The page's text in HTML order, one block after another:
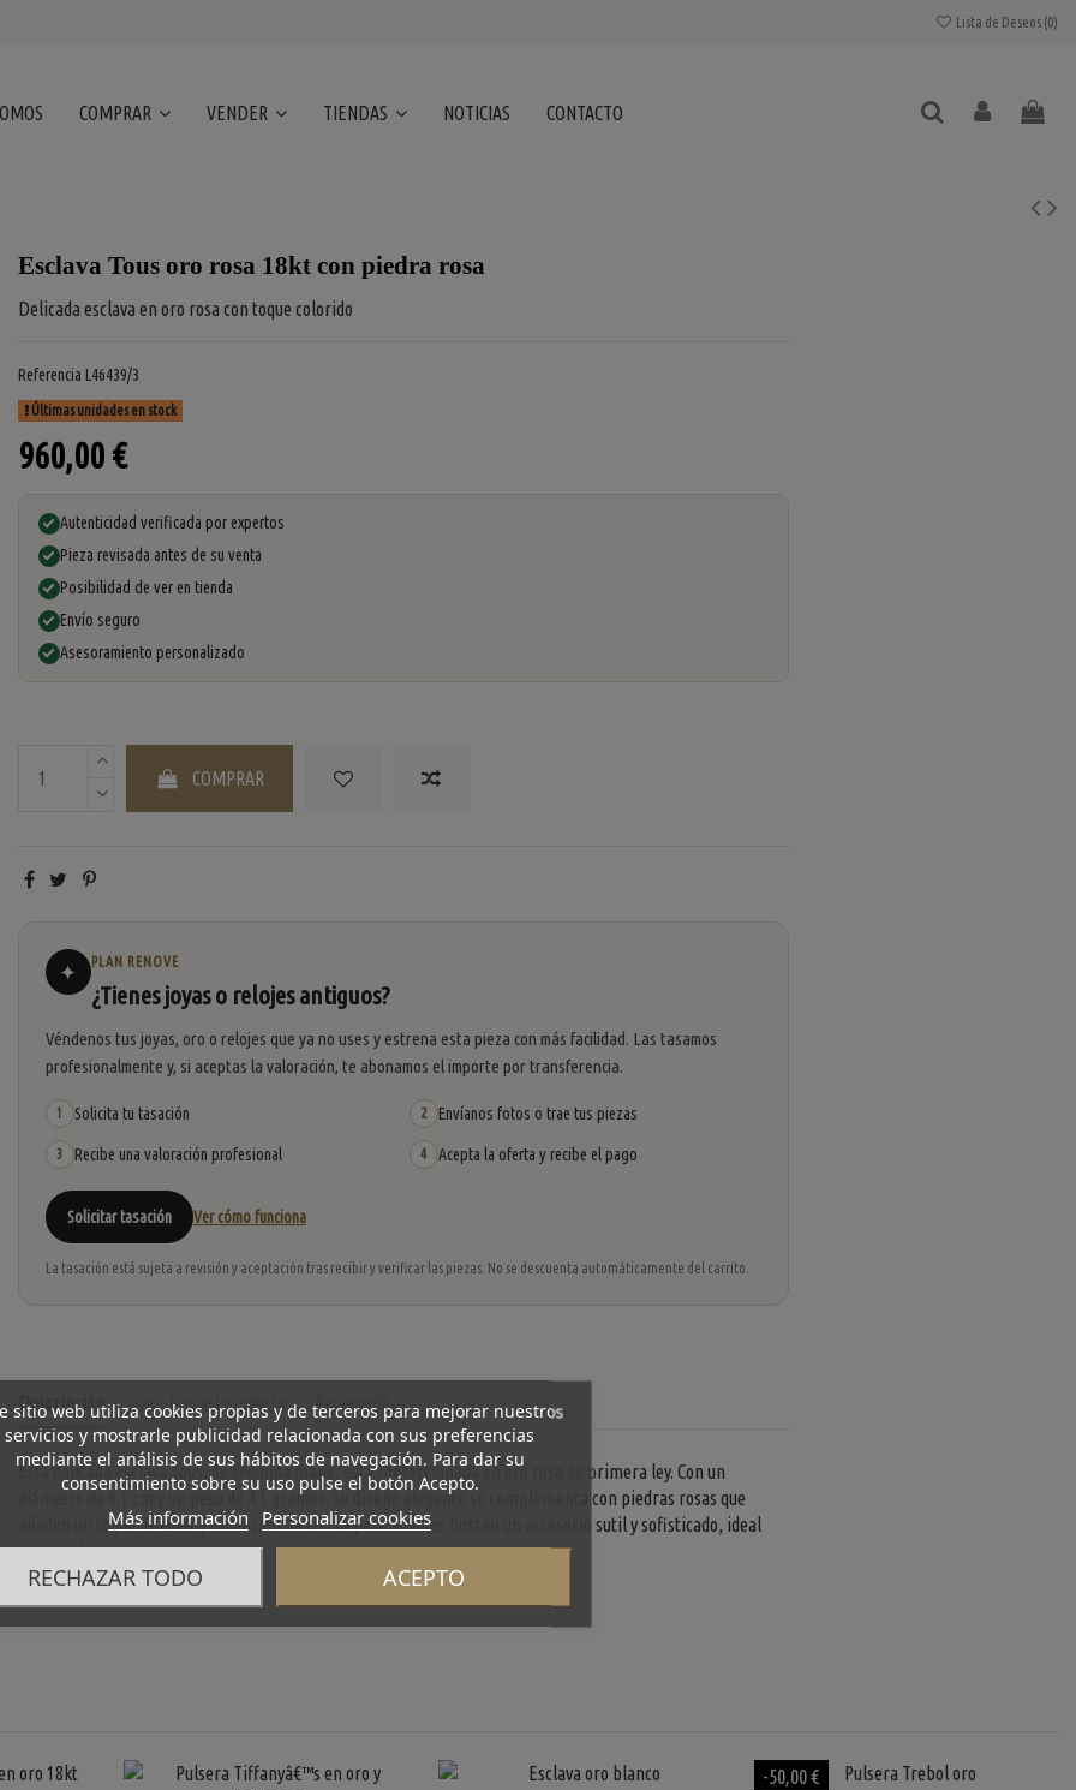
Lista de Deseos (0)
COMPRAR VENDER TIENDAS NOTICIAS CONTACTO
Esclava Tous oro rosa 18kt con piedra rosa
Delicada esclava en oro rosa con toque colorido
Referencia L46439/3
Últimas unidades en stock
960,00 €
Autenticidad verificada por expertos
Pieza revisada antes de su venta
Posibilidad de ver en tienda
Envío seguro
Asesoramiento personalizado
COMPRAR
✦ PLAN RENOVE
¿Tienes joyas o relojes antiguos?
Véndenos tus joyas, oro o relojes que ya no uses y estrena esta pieza con más facilidad. Las tasamos
profesionalmente y, si aceptas la valoración, te abonamos el importe por transferencia.
1 Solicita tu tasación 2 Envíanos fotos o trae tus piezas
3 Recibe una valoración profesional 4 Acepta la oferta y recibe el pago
Solicitar tasación Ver cómo funciona
La tasación está sujeta a revisión y aceptación tras recibir y verificar las piezas. No se descuenta automáticamente del carrito.
Descripción Detalles del producto Reviews(0)
Esta delicada esclava Tous, de segunda mano, está confeccionada en oro rosa de primera ley. Con un
diámetro de 6.1 cm y un peso de 4.1 gramos, su diseño elegante se complementa con piedras rosas que
añaden un toque de color y distinción. Perfecta para quienes buscan un accesorio sutil y sofisticado, ideal
para cualquier ocasión.
-50,00 €
sitio web utiliza cookies propias y de terceros para mejorar nuestros
servicios y mostrarle publicidad relacionada con sus preferencias
mediante el análisis de sus hábitos de navegación. Para dar su
consentimiento sobre su uso pulse el botón Acepto.
Más información Personalizar cookies
RECHAZAR TODO ACEPTO